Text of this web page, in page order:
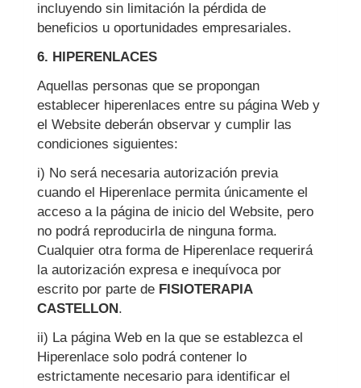
incluyendo sin limitación la pérdida de
beneficios u oportunidades empresariales.
6. HIPERENLACES
Aquellas personas que se propongan
establecer hiperenlaces entre su página Web y
el Website deberán observar y cumplir las
condiciones siguientes:
i) No será necesaria autorización previa
cuando el Hiperenlace permita únicamente el
acceso a la página de inicio del Website, pero
no podrá reproducirla de ninguna forma.
Cualquier otra forma de Hiperenlace requerirá
la autorización expresa e inequívoca por
escrito por parte de FISIOTERAPIA
CASTELLON.
ii) La página Web en la que se establezca el
Hiperenlace solo podrá contener lo
estrictamente necesario para identificar el